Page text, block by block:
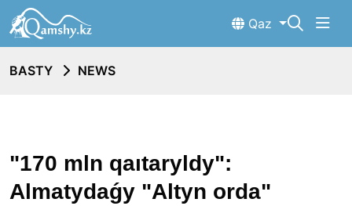
Qaz
BASTY NEWS
"170 mln qaıtaryldy":
Almatydaǵy "Altyn orda"